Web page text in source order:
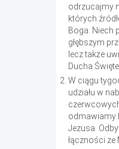
odrzucajmy
których
Boga. Niech
głębszym
lecz także
Ducha
W ciągu
udziału w
odmawiamy
Jezusa.
łączności ze